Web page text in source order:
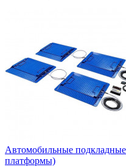
Автомобильные
платформы)